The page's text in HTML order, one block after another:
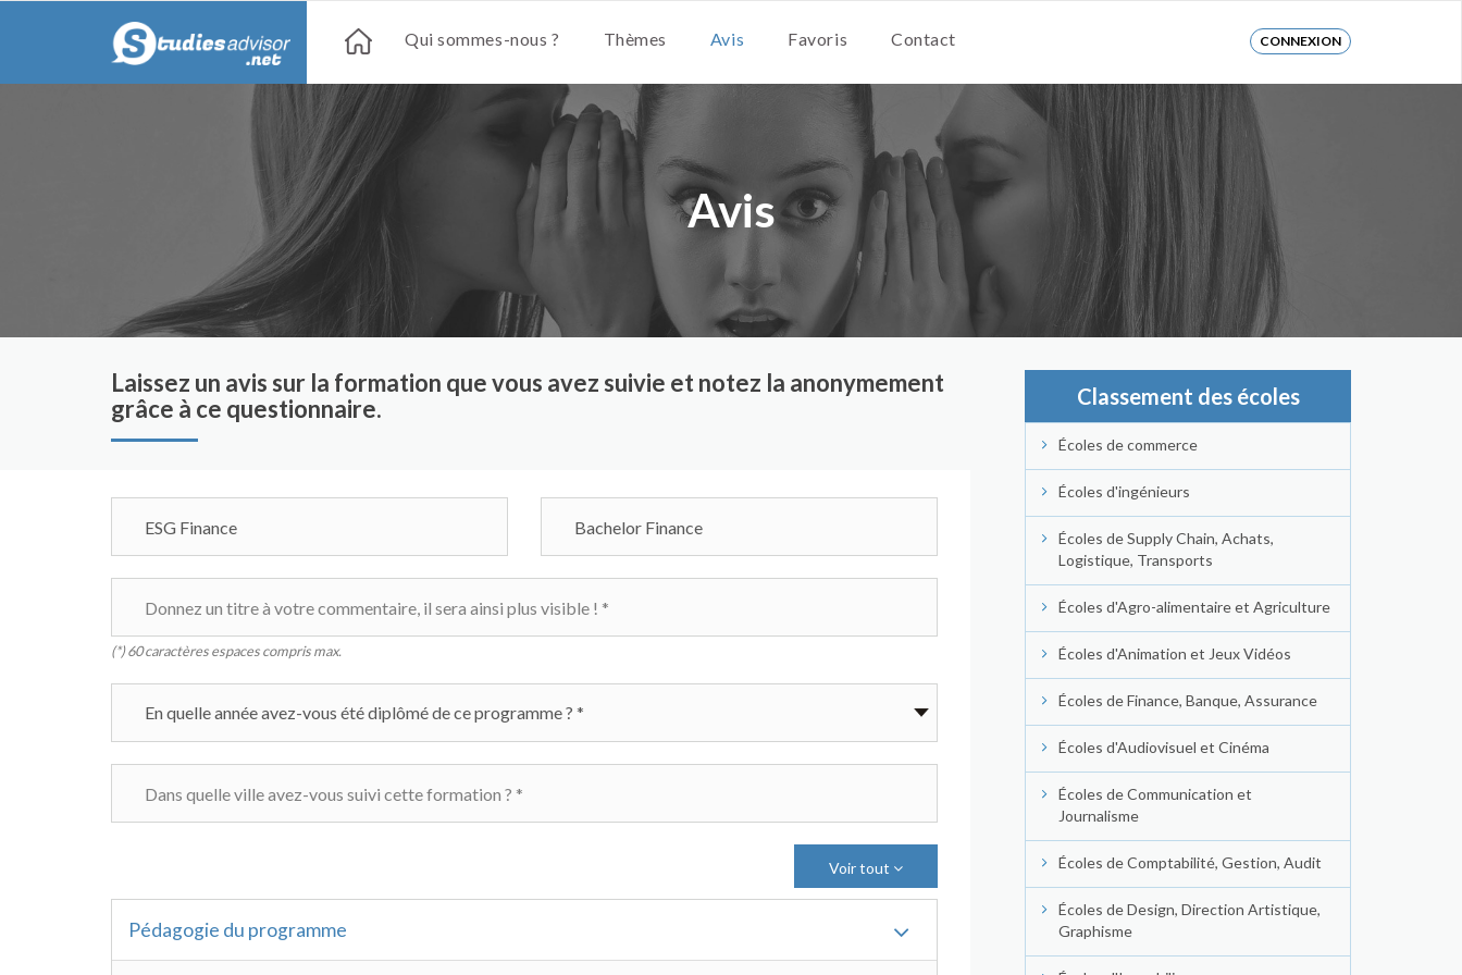
Qui sommes-nous ? Thèmes Avis Favoris Contact CONNEXION
Avis
Laissez un avis sur la formation que vous avez suivie et notez la anonymement
grâce à ce questionnaire.
(*) 60 caractères espaces compris max.
Voir tout
Pédagogie du programme
Classement des écoles
Écoles de commerce
Écoles d'ingénieurs
Écoles de Supply Chain, Achats,
Logistique, Transports
Écoles d'Agro-alimentaire et Agriculture
Écoles d'Animation et Jeux Vidéos
Écoles de Finance, Banque, Assurance
Écoles d'Audiovisuel et Cinéma
Écoles de Communication et
Journalisme
Écoles de Comptabilité, Gestion, Audit
Écoles de Design, Direction Artistique,
Graphisme